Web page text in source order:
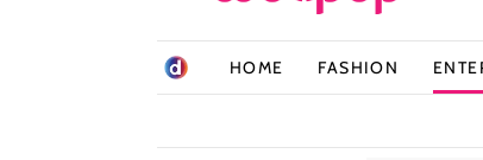
HOME FASHION